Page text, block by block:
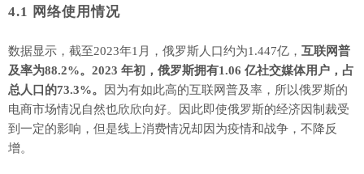
4.1 网络使用情况
数据显示，截至2023年1月，俄罗斯人口约为1.447亿， 互联网普
及率为88.2%。2023 年初，俄罗斯拥有1.06 亿社交媒体用户，占
总人口的73.3%。
因为有如此高的互联网普及率，所以俄罗斯的
电商市场情况自然也欣欣向好。因此即使俄罗斯的经济因制裁受
到一定的影响，但是线上消费情况却因为疫情和战争，不降反
增。